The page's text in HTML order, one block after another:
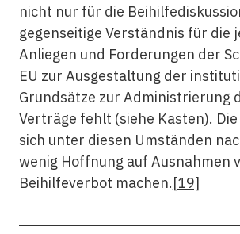
nicht nur für die
gegenseitige Verständnis für die
Anliegen und Forderungen der
EU zur Ausgestaltung der
Grundsätze zur Administrierung
Verträge fehlt (siehe Kasten).
sich unter diesen Umständen
wenig Hoffnung auf Ausnahmen
Beihilfeverbot machen.[19]